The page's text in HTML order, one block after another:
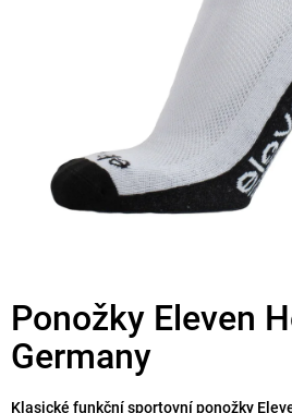
Ponožky Eleven
Germany
Klasické funkční sportovní ponožky